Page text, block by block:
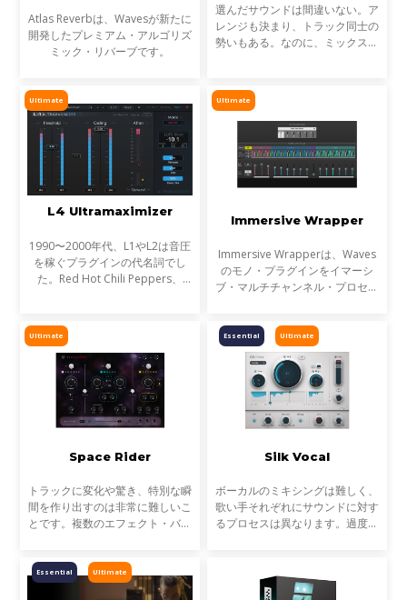
Atlas Reverbは、Wavesが新たに
開発したプレミアム・アルゴリズ
ミック・リバーブです。
選んだサウンドは間違いない。ア
レンジも決まり、トラック同士の
勢いもある。なのに、ミックスが
らです。これが音のマスキングと
言われる現象です。
Ultimate
L4 Ultramaximizer
1990〜2000年代、L1やL2は音圧
を稼ぐプラグインの代名詞でし
た。Red Hot Chili Peppers、
ウンドは世界を席巻しました。し
かし今、音楽は単なる音圧では
Ultimate
Immersive Wrapper
Immersive Wrapperは、Waves
のモノ・プラグインをイマーシ
ブ・マルチチャンネル・プロセッ
のイマーシブフォーマットで音楽
をミックスする際のバス処理
Ultimate
Space Rider
トラックに変化や驚き、特別な瞬
間を作り出すのは非常に難しいこ
とです。複数のエフェクト・バス
かる作業を、Space Riderは大幅
に効率化します。
Ultimate
Essential
Silk Vocal
ボーカルのミキシングは難しく、
歌い手それぞれにサウンドに対す
るプロセスは異なります。過度な
まない要素も多く、それらを取り
除くには、時間と知識
Ultimate
Essential